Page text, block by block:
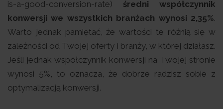
is-a-good-conversion-rate) średni współczynnik
konwersji we wszystkich branżach wynosi 2,35%.
Warto jednak pamiętać, że wartości te różnią się w
zależności od Twojej oferty i branży, w której działasz.
Jeśli jednak współczynnik konwersji na Twojej stronie
wynosi 5%, to oznacza, że dobrze radzisz sobie z
optymalizacją konwersji.